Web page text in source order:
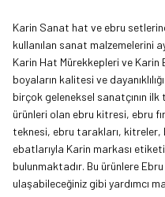
Karin Sanat hat ve ebru
kullanılan sanat malzemelerini
Karin Hat Mürekkepleri ve Karin
boyaların kalitesi ve
birçok geleneksel sanatçının ilk
ürünleri olan ebru kitresi, ebru
teknesi, ebru tarakları, kitreler,
ebatlarıyla Karin markası
bulunmaktadır. Bu ürünlere
ulaşabileceğiniz gibi yardımcı